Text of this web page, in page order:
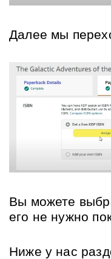
Далее мы
Вы можете
его не нужно
Ниже у нас